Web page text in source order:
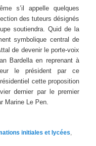
s’il appelle quelques
des tuteurs désignés
soutiendra. Quid de la
symbolique central de
de devenir le porte-voix
Bardella en reprenant à
le président par ce
cette proposition
dernier par le premier
Marine Le Pen.
initiales et lycées,